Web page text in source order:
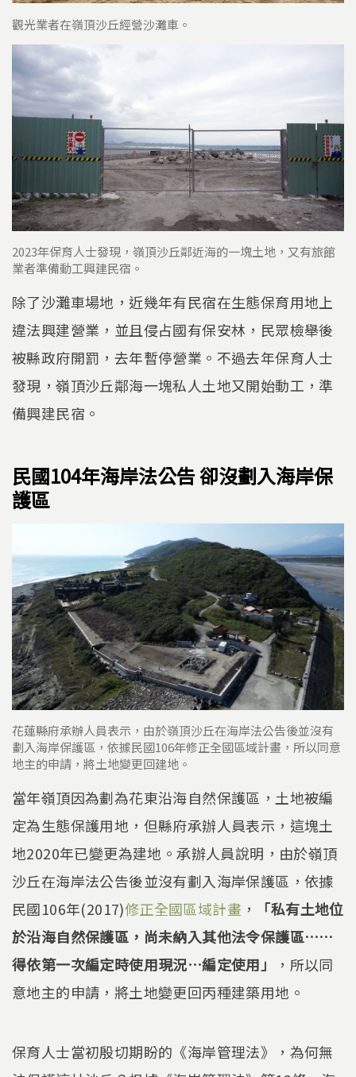
觀光業者在嶺頂沙丘經營沙灘車。
2023年保育人士發現，嶺頂沙丘鄰近海的一塊土地，又有旅館
業者準備動工興建民宿。
除了沙灘車場地，近幾年有民宿在生態保育用地上
違法興建營業，並且侵占國有保安林，民眾檢舉後
被縣政府開罰，去年暫停營業。不過去年保育人士
發現，嶺頂沙丘鄰海一塊私人土地又開始動工，準
備興建民宿。
民國104年海岸法公告 卻沒劃入海岸保
護區
花蓮縣府承辦人員表示，由於嶺頂沙丘在海岸法公告後並沒有
劃入海岸保護區，依據民國106年修正全國區域計畫，所以同意
地主的申請，將土地變更回建地。
當年嶺頂因為劃為花東沿海自然保護區，土地被編
定為生態保護用地，但縣府承辦人員表示，這塊土
地2020年已變更為建地。承辦人員說明，由於嶺頂
沙丘在海岸法公告後並沒有劃入海岸保護區，依據
民國106年(2017)修正全國區域計畫 ，
「私有土地位
於沿海自然保護區，尚未納入其他法令保護區……
得依第一次編定時使用現況…編定使用」
，所以同
意地主的申請，將土地變更回丙種建築用地。
保育人士當初殷切期盼的《海岸管理法》，為何無